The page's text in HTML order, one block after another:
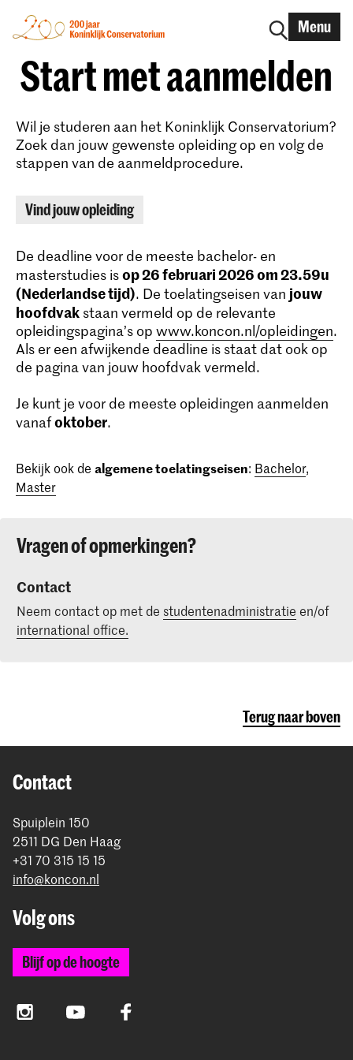
Menu
Start met aanmelden
Wil je studeren aan het Koninklijk Conservatorium?
Zoek dan jouw gewenste opleiding op en volg de
stappen van de aanmeldprocedure.
Vind jouw opleiding
De deadline voor de meeste bachelor- en
masterstudies isop 26 februari 2026 om 23.59u
(Nederlandse tijd). De toelatingseisen van jouw
hoofdvak staan vermeld op de relevante
opleidingspagina’s op www.koncon.nl/opleidingen.
Als er een afwijkende deadline is staat dat ook op
de pagina van jouw hoofdvak vermeld.
Je kunt je voor de meeste opleidingen aanmelden
vanafoktober.
Bekijk ook de algemene toelatingseisen: Bachelor,
Master
Vragen of opmerkingen?
Contact
Neem contact op met de studentenadministratie en/of
international office.
Terug naar boven
Contact
Spuiplein 150
2511 DG Den Haag
+31 70 315 15 15
info@koncon.nl
Volg ons
Blijf op de hoogte
InstagramYouTube Facebook